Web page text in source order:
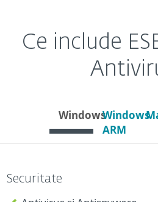
Ce include
WindowsWindows
ARM
Securitate